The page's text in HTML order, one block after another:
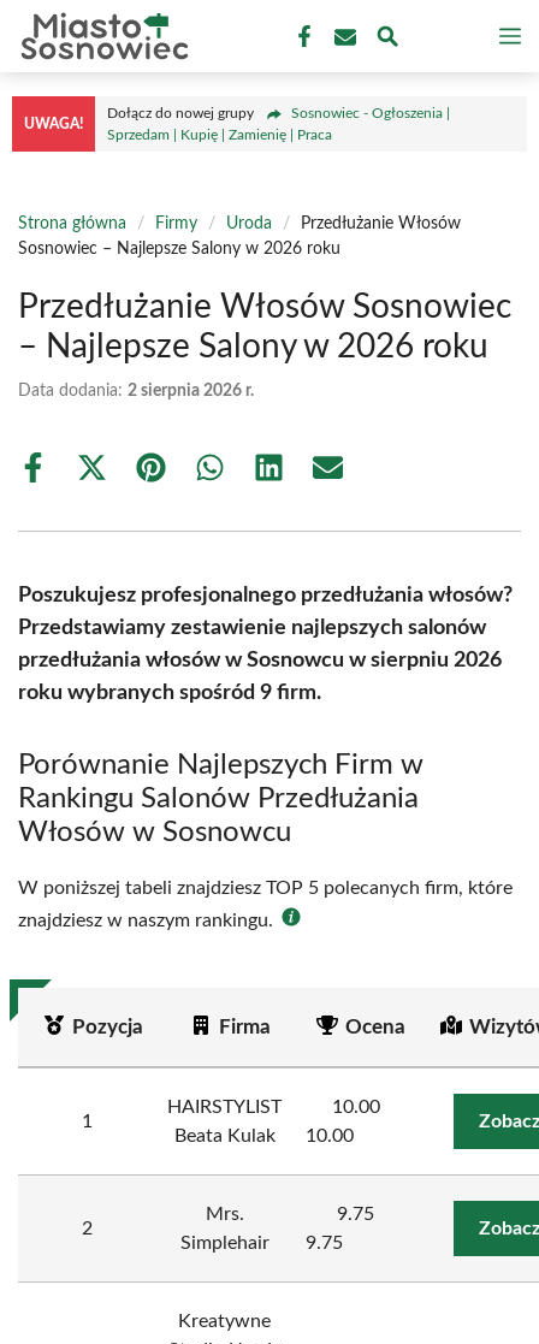
Przejdź
treści
UWAGA!
Dołącz do nowej grupy
Sosnowiec - Ogłoszenia |
Sprzedam | Kupię | Zamienię | Praca
Strona główna / Firmy / Uroda /
Przedłużanie Włosów
Sosnowiec – Najlepsze Salony w 2026 roku
Przedłużanie Włosów Sosnowiec
– Najlepsze Salony w 2026 roku
Data dodania: 2 sierpnia 2026 r.
Share
Share
(Twitter)
Share Share Share Share
Poszukujesz profesjonalnego przedłużania włosów?
Przedstawiamy zestawienie najlepszych salonów
przedłużania włosów w Sosnowcu w sierpniu 2026
roku wybranych spośród 9 firm.
Porównanie Najlepszych Firm w
Rankingu Salonów Przedłużania
Włosów w Sosnowcu
W poniższej tabeli znajdziesz TOP 5 polecanych firm, które
znajdziesz w naszym rankingu.
Pozycja Firma Ocena
1
HAIRSTYLIST
Beata Kulak
10.00
10.00
2
Mrs.
Simplehair
9.75
9.75
Kreatywne